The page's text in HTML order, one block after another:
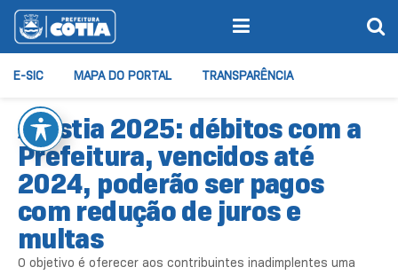
E-SIC MAPA DO PORTAL TRANSPARÊNCIA
Anistia 2025: débitos com a
Prefeitura, vencidos até
2024, poderão ser pagos
com redução de juros e
multas
O objetivo é oferecer aos contribuintes inadimplentes uma